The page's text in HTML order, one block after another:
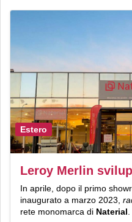
Estero
Leroy Merlin
In aprile, dopo il primo
inaugurato a marzo 2023,
rete monomarca di Naterial